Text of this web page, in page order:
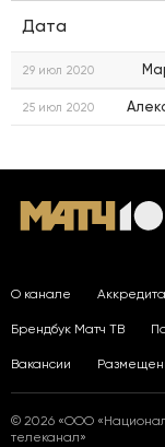
Дата
29 июл 2020
25 июл 2020
О канале
Брендбук Матч ТВ
Вакансии
© 2026 «ООО
телеканал»